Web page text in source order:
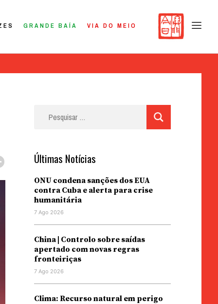
GRANDE BAÍA VIA DO MEIO
Últimas Notícias
ONU condena sanções dos EUA
contra Cuba e alerta para crise
humanitária
7 Ago 2026
China | Controlo sobre saídas
apertado com novas regras
fronteiriças
7 Ago 2026
Clima: Recurso natural em perigo